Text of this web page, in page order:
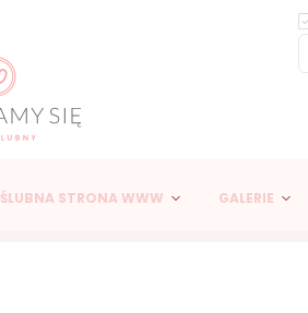
ŚLUBNA STRONA WWW GALERIE